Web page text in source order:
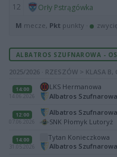
12
Orły Pstrągówka
M mecze, Pkt punkty ·
ALBATROS SZUFNAROWA -
2025/2026 · RZESZÓW > KLASA B,
14:00
14.06.2026
LKS Hermanowa
Albatros Szufnarowa
12:00
07.06.2026
Albatros Szufnarowa
SNK Płomyk Lutoryż
14:00
31.05.2026
Tytan Konieczkowa
Albatros Szufnarowa